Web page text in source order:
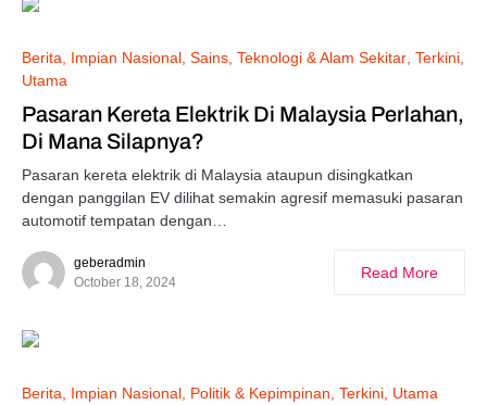
Berita Impian Nasional Sains, Teknologi & Alam Sekitar Terkini
Utama
Pasaran Kereta Elektrik Di Malaysia Perlahan,
Di Mana Silapnya?
Pasaran kereta elektrik di Malaysia ataupun disingkatkan
dengan panggilan EV dilihat semakin agresif memasuki pasaran
automotif tempatan dengan…
geberadmin
October 18, 2024
Read More
Berita Impian Nasional Politik & Kepimpinan Terkini Utama